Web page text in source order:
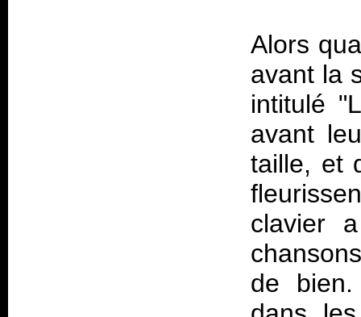
Alors
avant la
intitulé
avant
taille, et
clavier
de